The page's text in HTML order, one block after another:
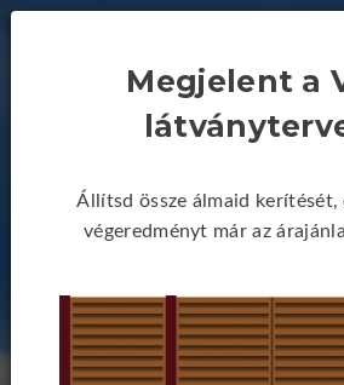
Megjelent a
Állítsd össze álmaid kerítését,
végeredményt már az